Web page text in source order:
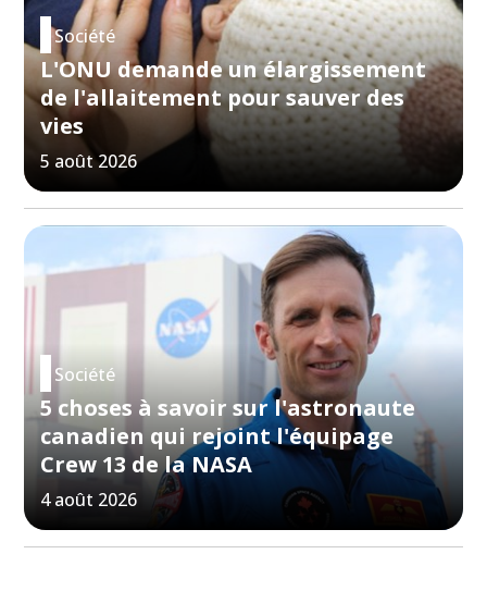
Société
L'ONU demande un élargissement
de l'allaitement pour sauver des
vies
5 août 2026
Société
5 choses à savoir sur l'astronaute
canadien qui rejoint l'équipage
Crew 13 de la NASA
4 août 2026